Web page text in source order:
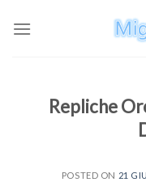
Repliche
POSTED ON 21